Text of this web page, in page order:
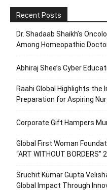
Recent Posts
Dr. Shadaab Shaikh’s
Among Homeopathic
Abhiraj Shee’s Cyber
Raahi Global Highlights
Preparation for Aspiring
Corporate Gift Hampers
Global First Woman
“ART WITHOUT BORDERS”
Sruchit Kumar Gupta
Global Impact Through